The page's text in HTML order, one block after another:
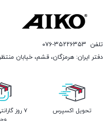
تلفن ۰۷۶-۳۵۲۲۶۳۵۳
دفتر ایران: هرمزگان، قشم، خیابان
تحویل اکسپرس
۷ روز